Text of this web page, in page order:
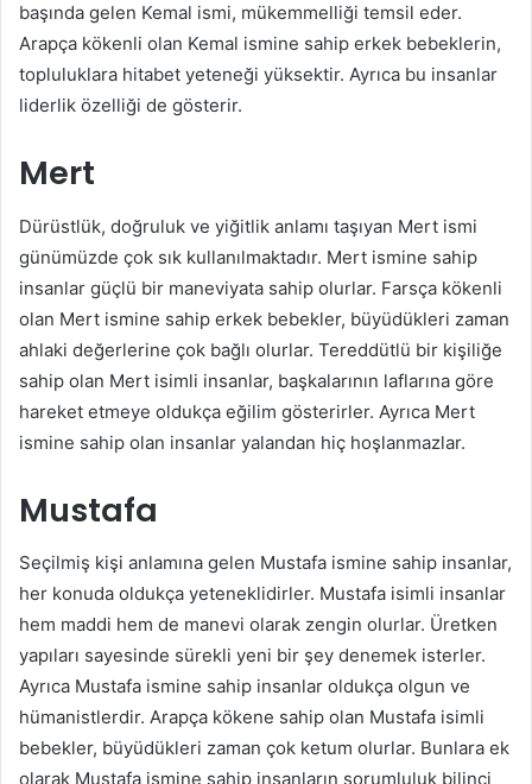
başında gelen Kemal ismi, mükemmelliği temsil eder.
Arapça kökenli olan Kemal ismine sahip erkek bebeklerin,
topluluklara hitabet yeteneği yüksektir. Ayrıca bu insanlar
liderlik özelliği de gösterir.
Mert
Dürüstlük, doğruluk ve yiğitlik anlamı taşıyan Mert ismi
günümüzde çok sık kullanılmaktadır. Mert ismine sahip
insanlar güçlü bir maneviyata sahip olurlar. Farsça kökenli
olan Mert ismine sahip erkek bebekler, büyüdükleri zaman
ahlaki değerlerine çok bağlı olurlar. Tereddütlü bir kişiliğe
sahip olan Mert isimli insanlar, başkalarının laflarına göre
hareket etmeye oldukça eğilim gösterirler. Ayrıca Mert
ismine sahip olan insanlar yalandan hiç hoşlanmazlar.
Mustafa
Seçilmiş kişi anlamına gelen Mustafa ismine sahip insanlar,
her konuda oldukça yeteneklidirler. Mustafa isimli insanlar
hem maddi hem de manevi olarak zengin olurlar. Üretken
yapıları sayesinde sürekli yeni bir şey denemek isterler.
Ayrıca Mustafa ismine sahip insanlar oldukça olgun ve
hümanistlerdir. Arapça kökene sahip olan Mustafa isimli
bebekler, büyüdükleri zaman çok ketum olurlar. Bunlara ek
olarak Mustafa ismine sahip insanların sorumluluk bilinci